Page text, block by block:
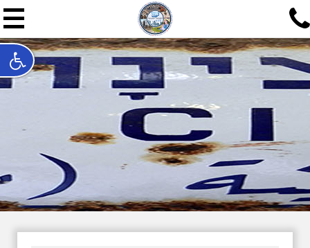
תל אביב שלי
תיור ישראלי בעריכת אילן
האתר המרכזי להיסטוריה של תל אביב ותולדות ארץ ישראל -
חייגו עכשיו:052-7747748
שלחו פנייה: ilan@mytelaviv.co.il
English עברית צור קשר